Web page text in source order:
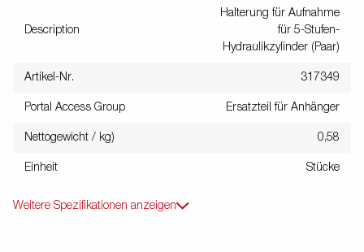
Description
Halterung für Aufnahme
für 5-Stufen-
Hydraulikzylinder (Paar)
Artikel-Nr. 317349
Portal Access Group Ersatzteil für Anhänger
Nettogewicht / kg) 0,58
Einheit Stücke
Weitere Spezifikationen anzeigen